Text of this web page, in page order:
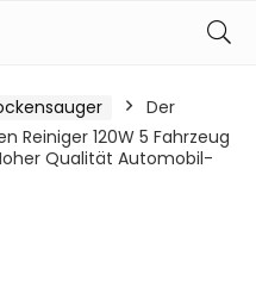
Der
Reiniger 120W 5 Fahrzeug
Qualität Automobil-